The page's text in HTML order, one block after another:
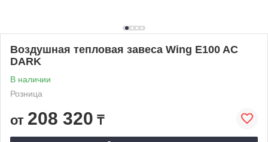
Воздушная тепловая завеса Wing E100 AC
DARK
В наличии
Розница
от 208 320 ₸